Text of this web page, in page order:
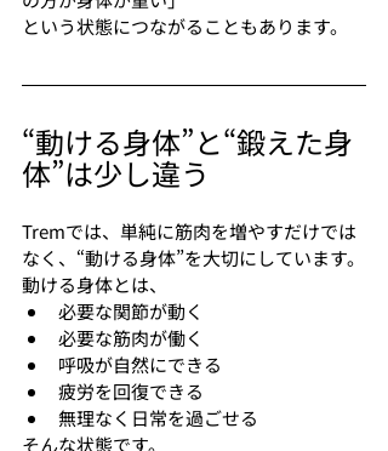
という状態につながることもあります。
“動ける身体”と“鍛えた身
体”は少し違う
Tremでは、単純に筋肉を増やすだけでは
なく、“動ける身体”を大切にしています。
動ける身体とは、
必要な関節が動く
必要な筋肉が働く
呼吸が自然にできる
疲労を回復できる
無理なく日常を過ごせる
そんな状態です。